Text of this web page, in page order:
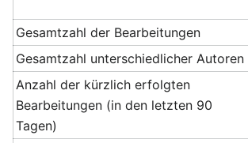
Gesamtzahl der Bearbeitungen
Gesamtzahl unterschiedlicher Autoren
Anzahl der kürzlich erfolgten
Bearbeitungen (in den letzten 90
Tagen)